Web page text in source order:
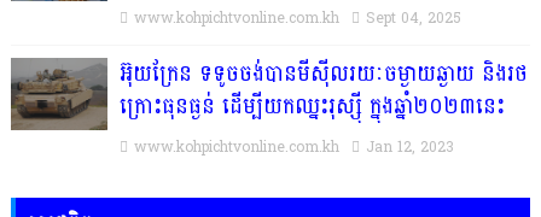
www.kohpichtvonline.com.kh Sept 04, 2025
អ៊ុយក្រែន ទទូចចង់បានមីស៊ីលរយៈចម្ងាយឆ្ងាយ និងរថ
ក្រោះធុនធ្ងន់ ដើម្បីយកឈ្នះរុស្ស៉ី ក្នុងឆ្នាំ២០២៣នេះ
www.kohpichtvonline.com.kh Jan 12, 2023